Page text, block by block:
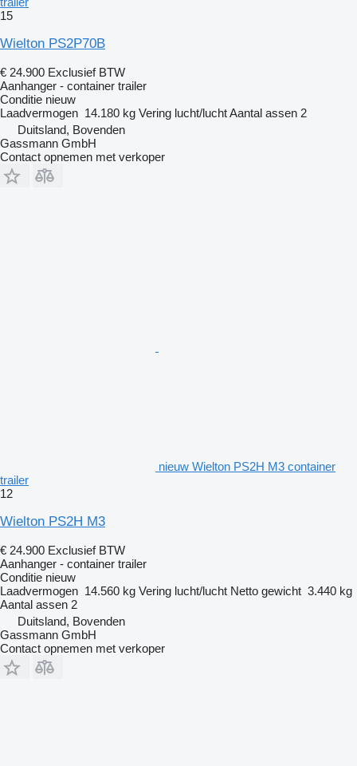
15
Wielton PS2P70B
€ 24.900 Exclusief BTW
Aanhanger - container trailer
Conditie nieuw
Laadvermogen 14.180 kg Vering lucht/luchtAantal assen 2
Duitsland, Bovenden
Gassmann GmbH
Contact opnemen met verkoper
nieuw Wielton PS2H M3 container
trailer
12
Wielton PS2H M3
€ 24.900 Exclusief BTW
Aanhanger - container trailer
Conditie nieuw
Laadvermogen 14.560 kg Vering lucht/lucht Netto gewicht 3.440 kg
Aantal assen 2
Duitsland, Bovenden
Gassmann GmbH
Contact opnemen met verkoper